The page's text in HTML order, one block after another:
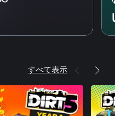
すべて表示